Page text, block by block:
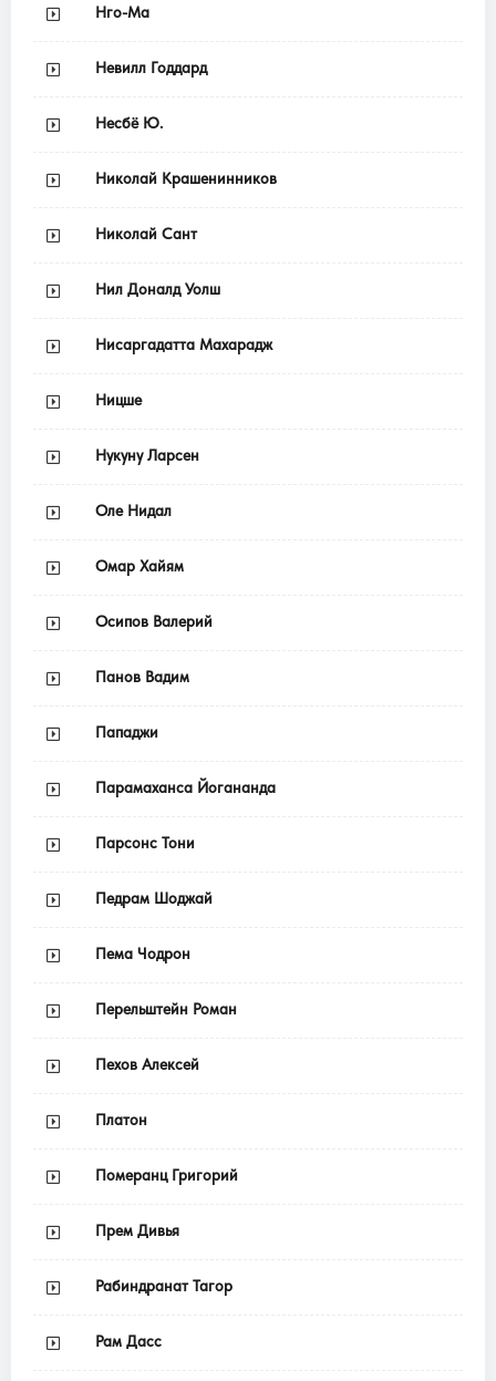
Нго-Ма
Невилл Годдард
Несбё Ю.
Николай Крашенинников
Николай Сант
Нил Доналд Уолш
Нисаргадатта Махарадж
Ницше
Нукуну Ларсен
Оле Нидал
Омар Хайям
Осипов Валерий
Панов Вадим
Пападжи
Парамаханса Йогананда
Парсонс Тони
Педрам Шоджай
Пема Чодрон
Перельштейн Роман
Пехов Алексей
Платон
Померанц Григорий
Прем Дивья
Рабиндранат Тагор
Рам Дасс